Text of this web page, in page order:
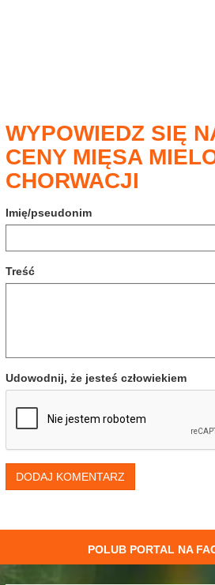
WYPOWIEDZ SIĘ
CENY MIĘSA
CHORWACJI
Imię/pseudonim
Treść
Udowodnij, że jesteś człowiekiem
DODAJ KOMENTARZ
POLUB PORTAL NA